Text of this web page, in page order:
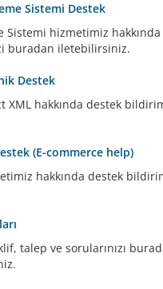
Sistemi Destek
Sistemi hizmetimiz
buradan iletebilirsiniz.
Destek
XML hakkında destek
(E-commerce help)
hakkında destek
talep ve sorularınızı